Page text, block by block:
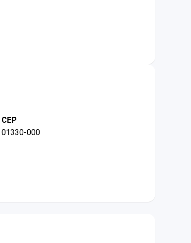
CEP
01330-000